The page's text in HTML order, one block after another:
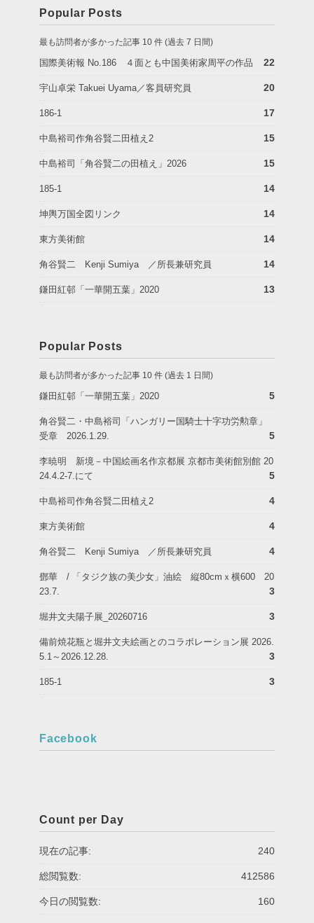
Popular Posts
最も訪問者が多かった記事 10 件 (過去 7 日間)
国際美術報 No.186 ４面とも中国美術家周平の作品 22
宇山卓栄 Takuei Uyama／客員研究員 20
186-1 17
中島裕司作角谷賢二田植え2 15
中島裕司「角谷賢二の田植え」2026 15
185-1 14
坤輿万国全図リンク 14
東方美術館 14
角谷賢二 Kenji Sumiya ／所長兼研究員 14
鎌田紅邨「一華開五葉」2020 13
Popular Posts
最も訪問者が多かった記事 10 件 (過去 1 日間)
鎌田紅邨「一華開五葉」2020 5
角谷賢二・中島裕司「ハンガリー国騎士十字功労勲章」
受章 2026.1.29.
5
李暁明 新境－中国絵画名作京都展 京都市美術館別館 20
24.4.2-7.にて
5
中島裕司作角谷賢二田植え2 4
東方美術館 4
角谷賢二 Kenji Sumiya ／所長兼研究員 4
鄧華 / 「タジク族の美少女」油絵 縦80cmｘ横600 20
23.7.
3
堀井文夫陽子展_20260716 3
備前焼花瓶と堀井文夫絵画とのコラボレーション展 2026.
5.1～2026.12.28.
3
185-1 3
Facebook
Count per Day
240
現在の記事:
412586
総閲覧数:
160
今日の閲覧数: